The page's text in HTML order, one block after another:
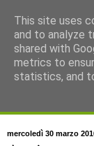
mercoledì 30 marzo
This site uses
and to analyze
shared with
metrics to
statistics, and